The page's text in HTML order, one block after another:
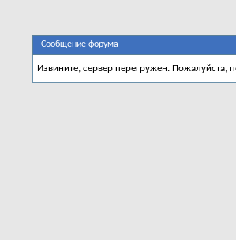
Сообщение форума
Извините, сервер перегружен. Пожалуйста,